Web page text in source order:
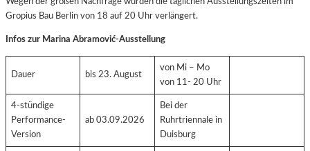
Gropius Bau Berlin von 18 auf 20 Uhr verlängert.
Infos zur Marina Abramović-Ausstellung
Dauer bis 23. August
von Mi – Mo
von 11- 20 Uhr
4-stündige
Performance-
Version
ab 03.09.2026
Bei der
Ruhrtriennale in
Duisburg